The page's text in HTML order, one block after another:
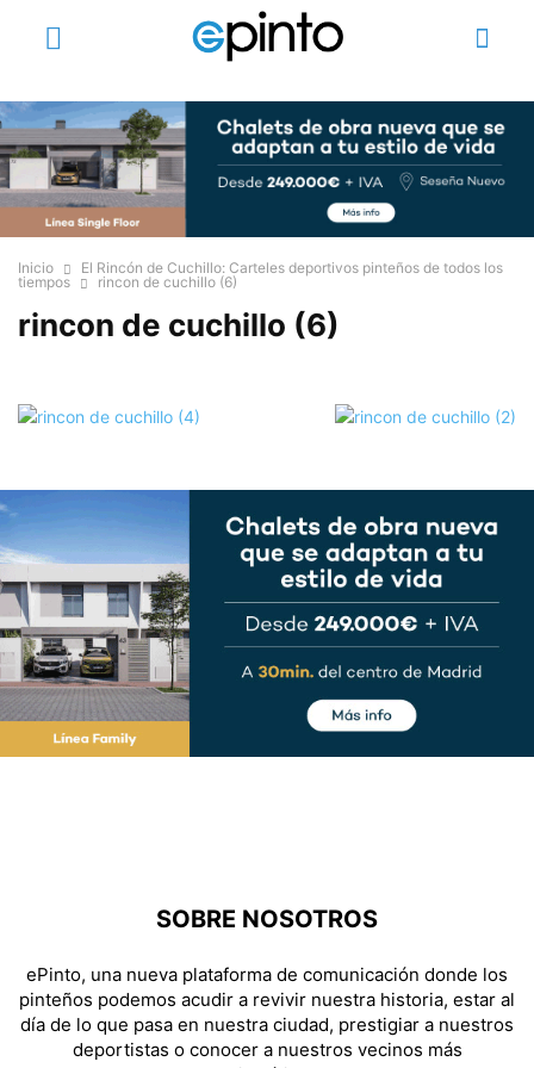
Inicio
El Rincón de Cuchillo: Carteles deportivos pinteños de todos los
tiempos
rincon de cuchillo (6)
rincon de cuchillo (6)
SOBRE NOSOTROS
ePinto, una nueva plataforma de comunicación donde los
pinteños podemos acudir a revivir nuestra historia, estar al
día de lo que pasa en nuestra ciudad, prestigiar a nuestros
deportistas o conocer a nuestros vecinos más